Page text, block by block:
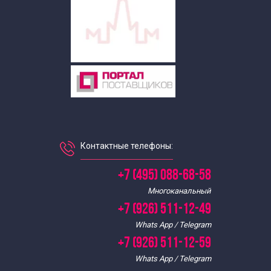
Литературные пешеходные экскурсии по Москве
Экскурсии для школьников в апреле
Экскурсии для школьников в августе
Пешеходные экскурсии по Москве в августе
Экскурсии для школьников в июле
Пешеходные экскурсии по Москве в июле
Контактные телефоны:
+7 (495) 088-68-58
Многоканальный
+7 (926) 511-12-49
Whats App / Telegram
+7 (926) 511-12-59
Whats App / Telegram